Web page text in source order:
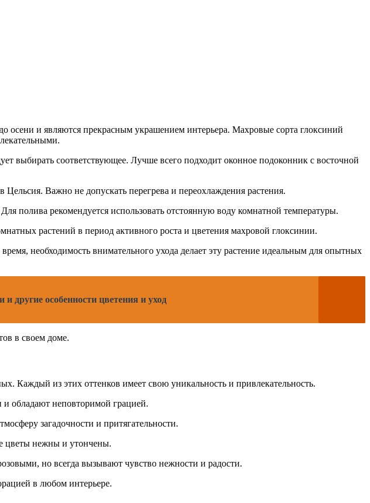
осени и являются прекрасным украшением интерьера. Махровые сорта глоксиний
выбирать соответствующее. Лучше всего подходит оконное подоконник с восточной
Цельсия. Важно не допускать перегрева и переохлаждения растения.
рекомендуется использовать отстоянную воду комнатной температуры.
растений в период активного роста и цветения махровой глоксинии.
необходимость внимательного ухода делает эту растение идеальным для опытных
другие особенности цветения и уход
в своем доме.
Каждый из этих оттенков имеет свою уникальность и привлекательность.
обладают неповторимой грацией.
загадочности и притягательности.
цветы нежны и утончены.
но всегда вызывают чувство нежности и радости.
в любом интерьере.